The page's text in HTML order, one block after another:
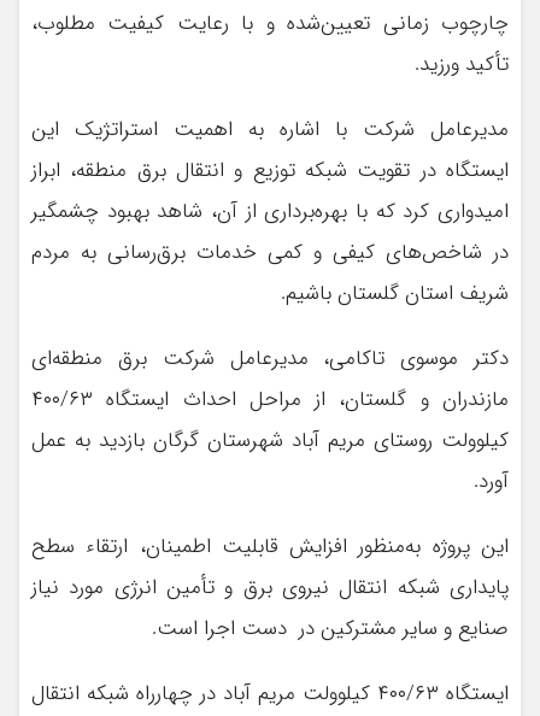
چارچوب زمانی تعیین‌شده و با رعایت کیفیت مطلوب،
تأکید ورزید.
مدیرعامل شرکت با اشاره به اهمیت استراتژیک این
ایستگاه در تقویت شبکه توزیع و انتقال برق منطقه، ابراز
امیدواری کرد که با بهره‌برداری از آن، شاهد بهبود چشمگیر
در شاخص‌های کیفی و کمی خدمات برق‌رسانی به مردم
شریف استان گلستان باشیم.
دکتر موسوی تاکامی، مدیرعامل شرکت برق منطقه‌ای
مازندران و گلستان، از مراحل احداث ایستگاه ۴۰۰/۶۳
کیلوولت روستای مریم آباد شهرستان گرگان بازدید به عمل
آورد.
این پروژه به‌منظور افزایش قابلیت اطمینان، ارتقاء سطح
پایداری شبکه انتقال نیروی برق و تأمین انرژی مورد نیاز
صنایع و سایر مشترکین در دست اجرا است.
ایستگاه ۴۰۰/۶۳ کیلوولت مریم آباد در چهارراه شبکه انتقال